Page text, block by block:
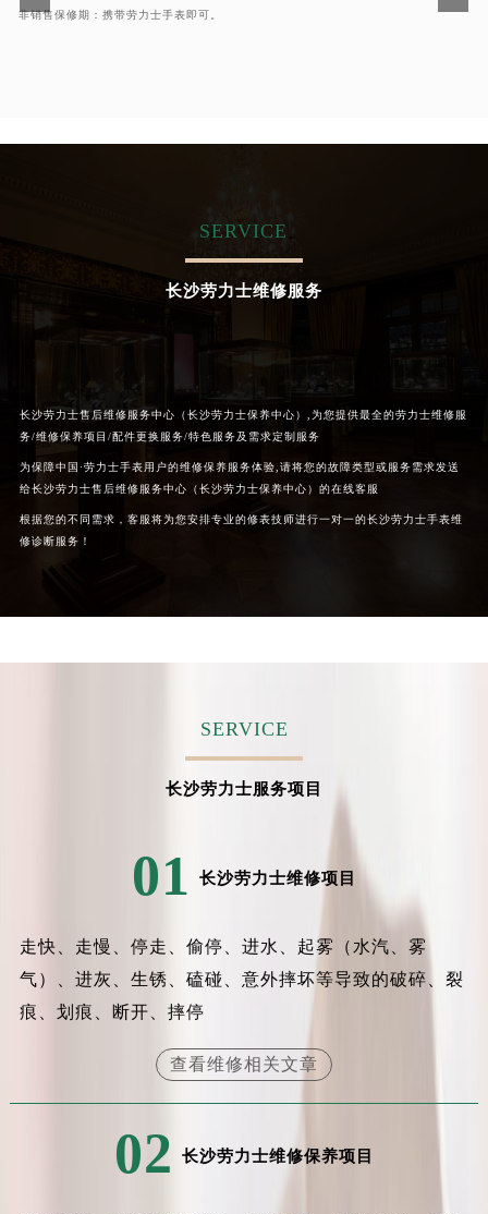
非销售保修期：携带劳力士手表即可。
SERVICE
长沙劳力士维修服务
长沙劳力士售后维修服务中心（长沙劳力士保养中心）,为您提供最全的劳力士维修服
务/维修保养项目/配件更换服务/特色服务及需求定制服务
为保障中国·劳力士手表用户的维修保养服务体验,请将您的故障类型或服务需求发送
给长沙劳力士售后维修服务中心（长沙劳力士保养中心）的在线客服
根据您的不同需求，客服将为您安排专业的修表技师进行一对一的长沙劳力士手表维
修诊断服务！
SERVICE
长沙劳力士服务项目
01 长沙劳力士维修项目
走快、走慢、停走、偷停、进水、起雾（水汽、雾
气）、进灰、生锈、磕碰、意外摔坏等导致的破碎、裂
痕、划痕、断开、摔停
查看维修相关文章
02 长沙劳力士维修保养项目